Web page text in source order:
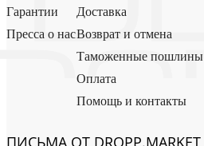
Гарантии
Пресса о нас
Доставка
Возврат и отмена
Таможенные пошлины
Оплата
Помощь и контакты